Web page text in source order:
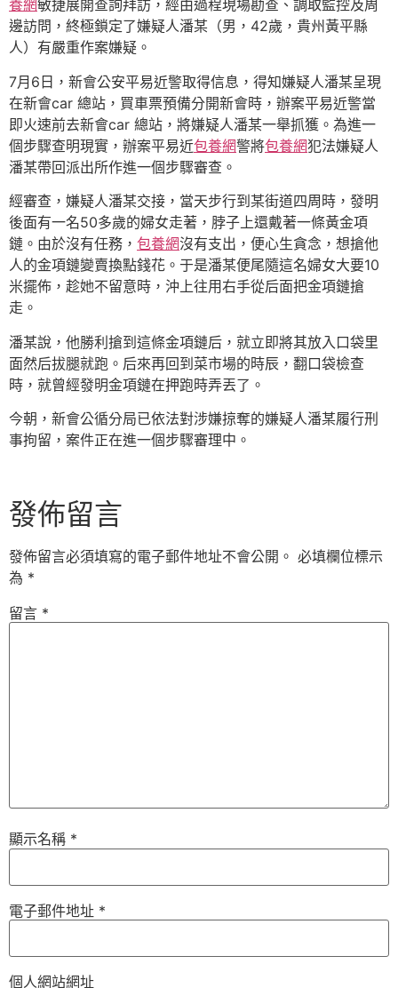
養網敏捷展開查詢拜訪，經由過程現場勘查、調取監控及周
邊訪問，終極鎖定了嫌疑人潘某（男，42歲，貴州黃平縣
人）有嚴重作案嫌疑。
7月6日，新會公安平易近警取得信息，得知嫌疑人潘某呈現
在新會car 總站，買車票預備分開新會時，辦案平易近警當
即火速前去新會car 總站，將嫌疑人潘某一舉抓獲。為進一
個步驟查明現實，辦案平易近包養網警將包養網犯法嫌疑人
潘某帶回派出所作進一個步驟審查。
經審查，嫌疑人潘某交接，當天步行到某街道四周時，發明
後面有一名50多歲的婦女走著，脖子上還戴著一條黃金項
鏈。由於沒有任務， 包養網沒有支出，便心生貪念，想搶他
人的金項鏈變賣換點錢花。于是潘某便尾隨這名婦女大要10
米擺佈，趁她不留意時，沖上往用右手從后面把金項鏈搶
走。
潘某說，他勝利搶到這條金項鏈后，就立即將其放入口袋里
面然后拔腿就跑。后來再回到菜市場的時辰，翻口袋檢查
時，就曾經發明金項鏈在押跑時弄丟了。
今朝，新會公循分局已依法對涉嫌掠奪的嫌疑人潘某履行刑
事拘留，案件正在進一個步驟審理中。
發佈留言
發佈留言必須填寫的電子郵件地址不會公開。 必填欄位標示
為 *
留言 *
顯示名稱 *
電子郵件地址 *
個人網站網址